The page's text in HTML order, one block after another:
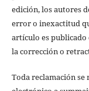
edición, los autores
error o inexactitud
artículo es publicado
la corrección o
Toda reclamación